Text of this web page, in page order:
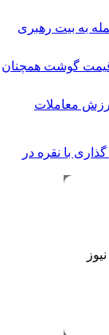
دقیقه قبل از حمله به بیت رهبری
قیمت گوشت همچنان
معاملات
با نقره در